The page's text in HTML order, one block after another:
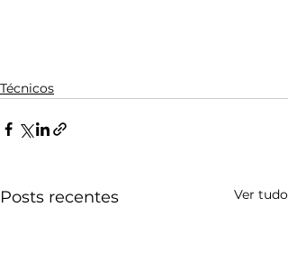
Técnicos
Posts recentes Ver tudo